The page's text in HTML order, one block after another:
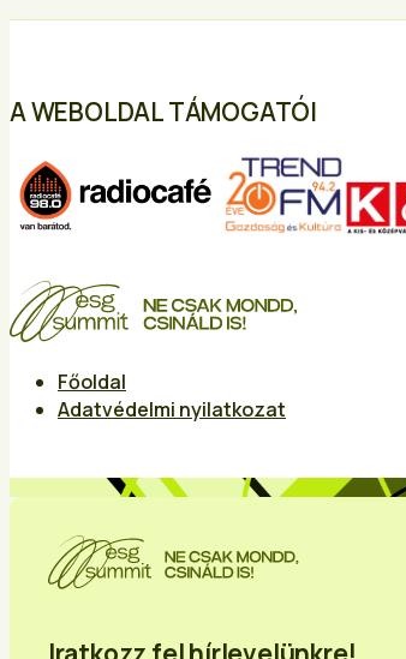
A WEBOLDAL TÁMOGATÓI
Főoldal
Adatvédelmi nyilatkozat